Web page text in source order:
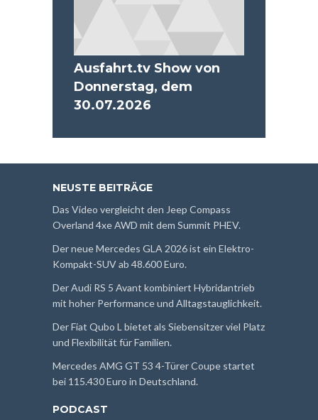
Ausfahrt.tv Show von
Donnerstag, dem
30.07.2026
NEUSTE BEITRÄGE
Das Video vergleicht den Jeep Compass
Overland 4xe AWD mit dem Summit PHEV.
Der neue Mercedes GLA 2026 ist ein Elektro-
Kompakt-SUV ab 48.600 Euro.
Der Audi RS 5 Avant kombiniert Hybridantrieb
mit hoher Performance und Alltagstauglichkeit.
Der Fiat Qubo L bietet als Siebensitzer viel Platz
und Flexibilität für Familien.
Mercedes AMG GT 53 4-Türer Coupe startet
bei 115.430 Euro in Deutschland.
PODCAST